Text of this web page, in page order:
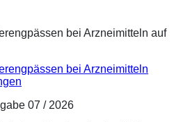
bei Arzneimitteln
07 / 2026